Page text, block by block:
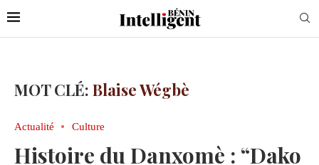
MOT CLÉ: Blaise Wégbè
Actualité Culture
Histoire du Danxomè : “Dako